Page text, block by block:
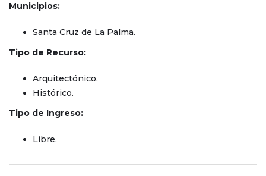
Municipios:
Santa Cruz de La Palma.
Tipo de Recurso:
Arquitectónico.
Histórico.
Tipo de Ingreso:
Libre.